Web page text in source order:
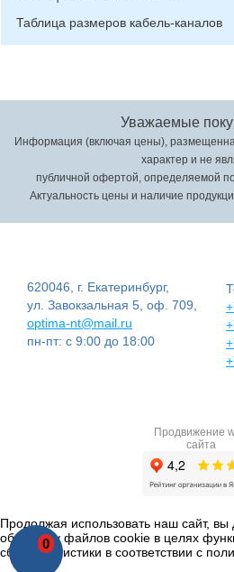
0
Таблица размеров кабель-каналов
Уважаемые
Информация (включая цены),
характер и не
публичной офертой, определяемой
Актуальность цены и наличие
620046, г. Екатеринбург,
ул. Завокзальная 5, оф. 709,
optima-nt@mail.ru
пн-пт: с 9:00 до 18:00
Продвижение
сайта
Продолжая использовать наш сайт, вы
обработку файлов cookie в целях
сбора статистики в соответствии с